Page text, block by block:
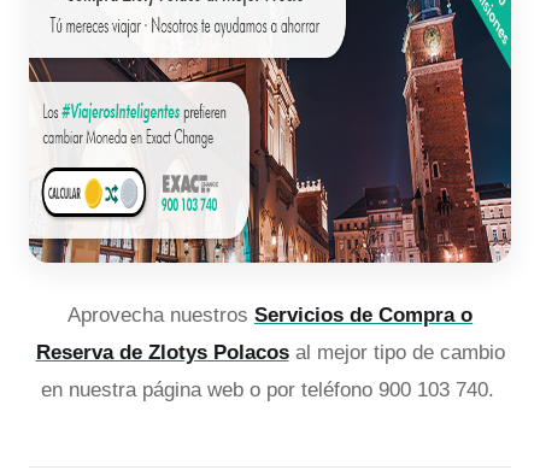
Aprovecha nuestros Servicios de Compra o
Reserva de Zlotys Polacos al mejor tipo de cambio
en nuestra página web o por teléfono 900 103 740.